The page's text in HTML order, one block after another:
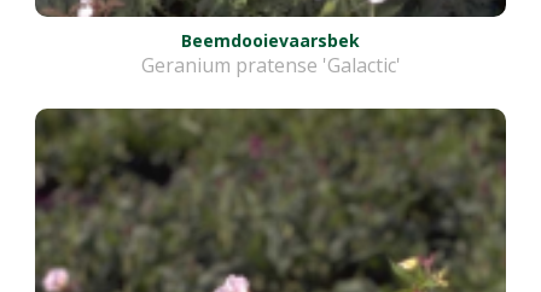
Beemdooievaarsbek
Geranium pratense 'Galactic'